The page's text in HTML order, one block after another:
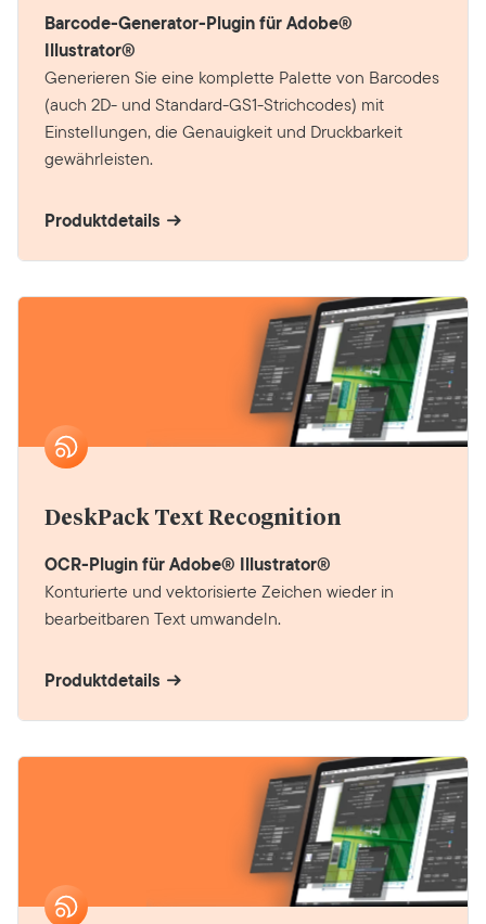
Barcode-Generator-Plugin für Adobe®
Illustrator®
Generieren Sie eine komplette Palette von Barcodes
(auch 2D- und Standard-GS1-Strichcodes) mit
Einstellungen, die Genauigkeit und Druckbarkeit
gewährleisten.
Produktdetails
DeskPack Text Recognition
OCR-Plugin für Adobe® Illustrator®
Konturierte und vektorisierte Zeichen wieder in
bearbeitbaren Text umwandeln.
Produktdetails